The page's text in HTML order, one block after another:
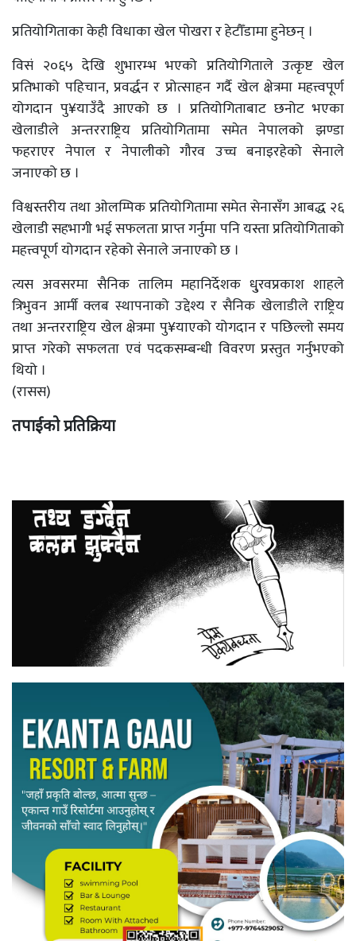
प्रतियोगिताका केही विधाका खेल पोखरा र हेटौँडामा हुनेछन् ।
विसं २०६५ देखि शुभारम्भ भएको प्रतियोगिताले उत्कृष्ट खेल
प्रतिभाको पहिचान, प्रवर्द्धन र प्रोत्साहन गर्दै खेल क्षेत्रमा महत्त्वपूर्ण
योगदान पु¥याउँदै आएको छ । प्रतियोगिताबाट छनोट भएका
खेलाडीले अन्तरराष्ट्रिय प्रतियोगितामा समेत नेपालको झण्डा
फहराएर नेपाल र नेपालीको गौरव उच्च बनाइरहेको सेनाले
जनाएको छ ।
विश्वस्तरीय तथा ओलम्पिक प्रतियोगितामा समेत सेनासँग आबद्ध २६
खेलाडी सहभागी भई सफलता प्राप्त गर्नुमा पनि यस्ता प्रतियोगिताको
महत्त्वपूर्ण योगदान रहेको सेनाले जनाएको छ ।
त्यस अवसरमा सैनिक तालिम महानिर्देशक धु्रवप्रकाश शाहले
त्रिभुवन आर्मी क्लब स्थापनाको उद्देश्य र सैनिक खेलाडीले राष्ट्रिय
तथा अन्तरराष्ट्रिय खेल क्षेत्रमा पु¥याएको योगदान र पछिल्लो समय
प्राप्त गरेको सफलता एवं पदकसम्बन्धी विवरण प्रस्तुत गर्नुभएको
थियो ।
(रासस)
तपाईको प्रतिक्रिया